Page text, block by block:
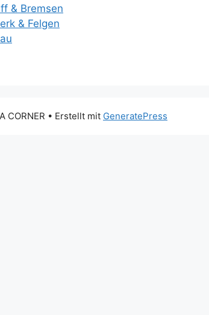
& Bremsen
& Felgen
CORNER • Erstellt mit GeneratePress